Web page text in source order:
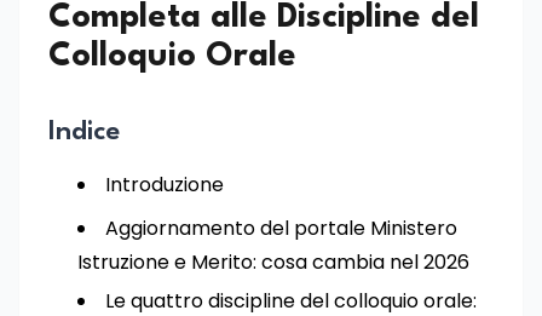
Completa alle Discipline del
Colloquio Orale
Indice
Introduzione
Aggiornamento del portale Ministero
Istruzione e Merito: cosa cambia nel 2026
Le quattro discipline del colloquio orale: